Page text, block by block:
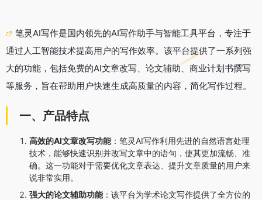
笔灵AI写作是国内领先的AI写作助手与智能工具平台，专注于
通过人工智能技术提高用户的写作效率。该平台提供了一系列强
大的功能，包括免费的AI文章改写、论文辅助、商业计划书撰写
等服务，旨在帮助用户快速生成高质量的内容，简化写作过程。
一、产品特点
高效的AI文章改写功能：笔灵AI写作利用先进的自然语言处理
技术，能够快速识别并改写文章中的语句，使其更加流畅、准
确。这一功能对于需要优化文章表达、提升文章质量的用户来
说非常实用。
强大的论文辅助功能：该平台为学术论文写作提供了全方位的